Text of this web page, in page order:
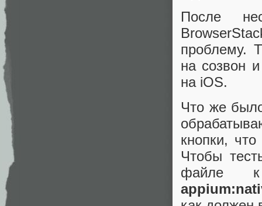
После
проблему.
на созвон
на iOS.
Что же
кнопки,
Чтобы
файле к